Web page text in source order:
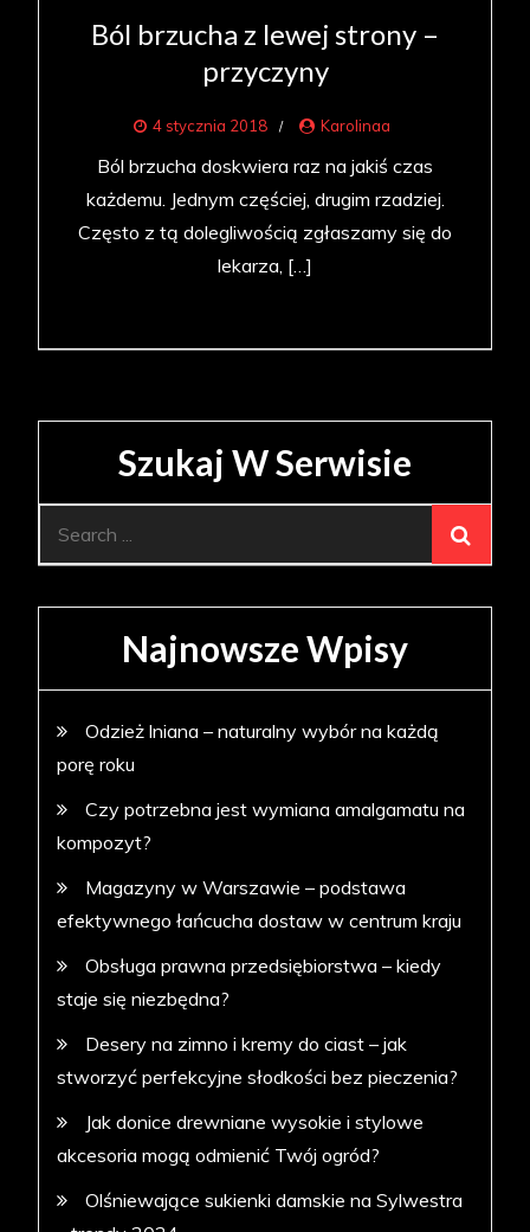
Ból brzucha z lewej strony –
przyczyny
4 stycznia 2018 Karolinaa
Ból brzucha doskwiera raz na jakiś czas
każdemu. Jednym częściej, drugim rzadziej.
Często z tą dolegliwością zgłaszamy się do
lekarza, […]
Szukaj W Serwisie
Najnowsze Wpisy
Odzież lniana – naturalny wybór na każdą
porę roku
Czy potrzebna jest wymiana amalgamatu na
kompozyt?
Magazyny w Warszawie – podstawa
efektywnego łańcucha dostaw w centrum kraju
Obsługa prawna przedsiębiorstwa – kiedy
staje się niezbędna?
Desery na zimno i kremy do ciast – jak
stworzyć perfekcyjne słodkości bez pieczenia?
Jak donice drewniane wysokie i stylowe
akcesoria mogą odmienić Twój ogród?
Olśniewające sukienki damskie na Sylwestra